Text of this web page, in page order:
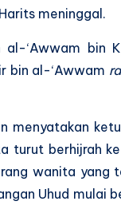
meninggal.
‘Awwam bin
bin al-‘Awwam
menyatakan
turut berhijrah
wanita yang
Uhud mulai